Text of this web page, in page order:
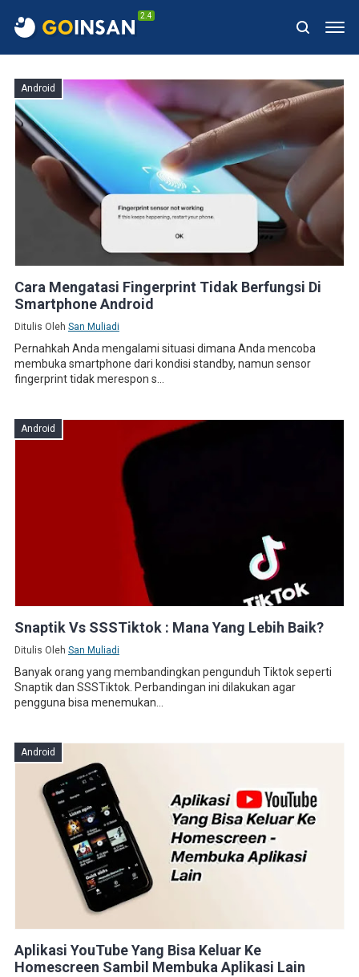
2.4
Android
Cara Mengatasi Fingerprint Tidak Berfungsi Di
Smartphone Android
Ditulis Oleh San Muliadi
Pernahkah Anda mengalami situasi dimana Anda mencoba
membuka smartphone dari kondisi standby, namun sensor
fingerprint tidak merespon s...
Android
Snaptik Vs SSSTiktok : Mana Yang Lebih Baik?
Ditulis Oleh San Muliadi
Banyak orang yang membandingkan pengunduh Tiktok seperti
Snaptik dan SSSTiktok. Perbandingan ini dilakukan agar
pengguna bisa menemukan...
Android
Aplikasi YouTube Yang Bisa Keluar Ke
Homescreen Sambil Membuka Aplikasi Lain